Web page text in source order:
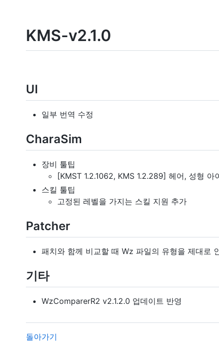
KMS-v2.1.0
UI
일부 번역 수정
CharaSim
장비 툴팁
[KMST 1.2.1062, KMS 1.2.289] 헤어, 성형 아
스킬 툴팁
고정된 레벨을 가지는 스킬 지원 추가
Patcher
패치와 함께 비교할 때 Wz 파일의 유형을 제대로
기타
WzComparerR2 v2.1.2.0 업데이트 반영
돌아가기